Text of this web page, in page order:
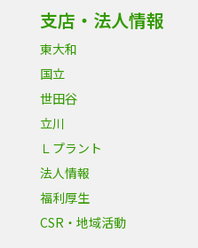
支店・法人情報
東大和
国立
世田谷
立川
Ｌプラント
法人情報
福利厚生
CSR・地域活動